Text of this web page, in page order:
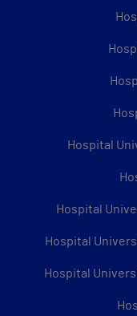
Hospital
Hospital
Hospital
Hospital